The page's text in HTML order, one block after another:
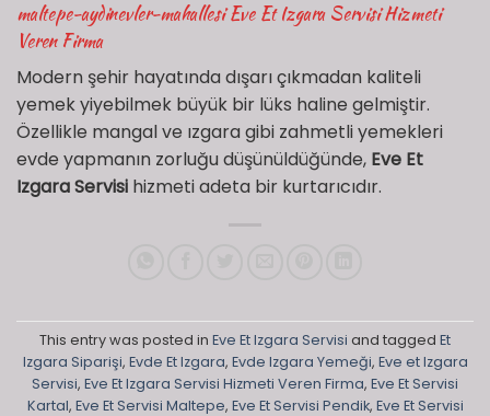
maltepe-aydinevler-mahallesi Eve Et Izgara Servisi Hizmeti
Veren Firma
Modern şehir hayatında dışarı çıkmadan kaliteli
yemek yiyebilmek büyük bir lüks haline gelmiştir.
Özellikle mangal ve ızgara gibi zahmetli yemekleri
evde yapmanın zorluğu düşünüldüğünde, Eve Et
Izgara Servisi hizmeti adeta bir kurtarıcıdır.
This entry was posted in Eve Et Izgara Servisi and tagged Et
Izgara Siparişi, Evde Et Izgara, Evde Izgara Yemeği, Eve et Izgara
Servisi, Eve Et Izgara Servisi Hizmeti Veren Firma, Eve Et Servisi
Kartal, Eve Et Servisi Maltepe, Eve Et Servisi Pendik, Eve Et Servisi